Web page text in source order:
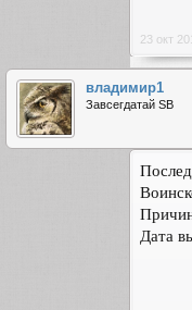
23 окт
владимир1
Завсегдатай SB
Дата